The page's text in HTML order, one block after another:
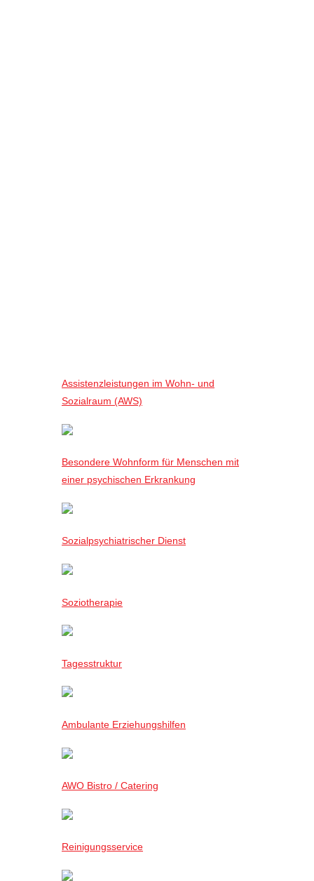
Assistenzleistungen im Wohn- und
Sozialraum (AWS)
Besondere Wohnform für Menschen mit
einer psychischen Erkrankung
Sozialpsychiatrischer Dienst
Soziotherapie
Tagesstruktur
Ambulante Erziehungshilfen
AWO Bistro / Catering
Reinigungsservice